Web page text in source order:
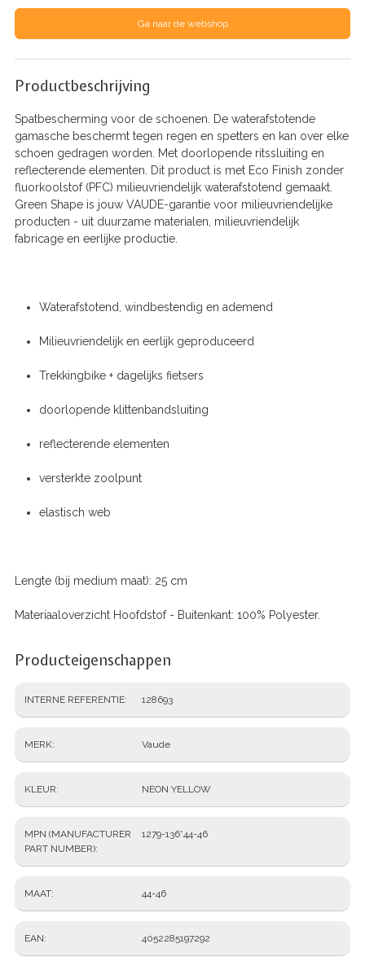
Ga naar de webshop
Productbeschrijving
Spatbescherming voor de schoenen. De waterafstotende
gamasche beschermt tegen regen en spetters en kan over elke
schoen gedragen worden. Met doorlopende ritssluiting en
reflecterende elementen. Dit product is met Eco Finish zonder
fluorkoolstof (PFC) milieuvriendelijk waterafstotend gemaakt.
Green Shape is jouw VAUDE-garantie voor milieuvriendelijke
producten - uit duurzame materialen, milieuvriendelijk
fabricage en eerlijke productie.
Waterafstotend, windbestendig en ademend
Milieuvriendelijk en eerlijk geproduceerd
Trekkingbike + dagelijks fietsers
doorlopende klittenbandsluiting
reflecterende elementen
versterkte zoolpunt
elastisch web
Lengte (bij medium maat): 25 cm
Materiaaloverzicht Hoofdstof - Buitenkant: 100% Polyester.
Producteigenschappen
INTERNE REFERENTIE 128693
MERK Vaude
KLEUR NEON YELLOW
MPN (MANUFACTURER
PART NUMBER)
1279-136*44-46
MAAT 44-46
EAN 4052285197292